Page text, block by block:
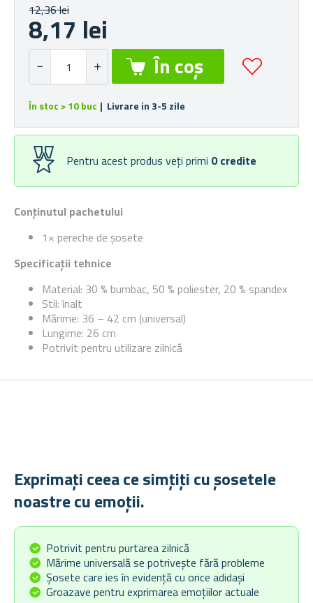
Conținutul pachetului
1× pereche de șosete
Specificații tehnice
Material: 30 % bumbac, 50 % poliester, 20 % spandex
Stil: înalt
Mărime: 36 – 42 cm (universal)
Lungime: 26 cm
Potrivit pentru utilizare zilnică
12,36 lei
8,17 lei
În stoc > 10 buc | Livrare in 3-5 zile
Pentru acest produs veți primi 0 credite
Exprimați ceea ce simțiți cu șosetele
noastre cu emoții.
Potrivit pentru purtarea zilnică
Mărime universală se potrivește fără probleme
Șosete care ies în evidență cu orice adidași
Groazave pentru exprimarea emoțiilor actuale